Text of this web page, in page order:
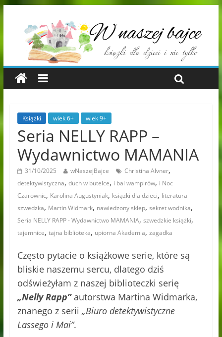
Książki wiek 6+ wiek 9+
Seria NELLY RAPP –
Wydawnictwo MAMANIA
31/10/2025 wNaszejBajce Christina Alvner,
detektywistyczna, duch w butelce, i bal wampirów, i Noc
Czarownic, Karolina Augustyniak, książki dla dzieci, literatura
szwedzka, Martin Widmark, nawiedzony sklep, sekret wodnika,
Seria NELLY RAPP - Wydawnictwo MAMANIA, szwedzkie książki,
tajemnice, tajna biblioteka, upiorna Akademia, zagadka
Często pytacie o książkowe serie, które są
bliskie naszemu sercu, dlatego dziś
odświeżyłam z naszej biblioteczki serię
„Nelly Rapp” autorstwa Martina Widmarka,
znanego z serii „Biuro detektywistyczne
Lassego i Mai”.